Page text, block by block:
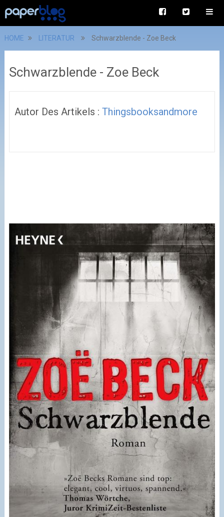
HOME LITERATUR Schwarzblende - Zoe Beck
Schwarzblende - Zoe Beck
Autor Des Artikels : Thingsbooksandmore